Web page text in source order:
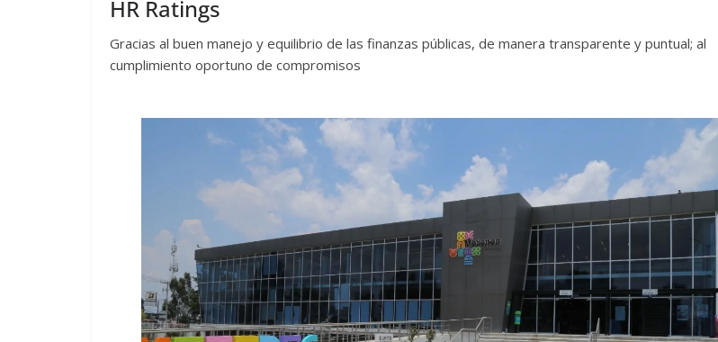
HR Ratings
Gracias al buen manejo y equilibrio de las finanzas públicas, de manera transparente y puntual; al
cumplimiento oportuno de compromisos